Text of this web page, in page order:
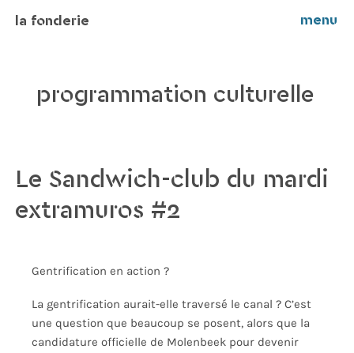
la fonderie menu
programmation culturelle
Le Sandwich-club du mardi
extramuros #2
Gentrification en action ?
La gentrification aurait-elle traversé le canal ? C’est
une question que beaucoup se posent, alors que la
candidature officielle de Molenbeek pour devenir